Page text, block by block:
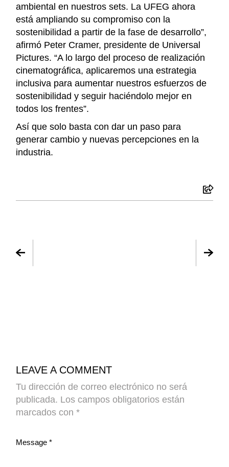
ambiental en nuestros sets. La UFEG ahora
está ampliando su compromiso con la
sostenibilidad a partir de la fase de desarrollo”,
afirmó Peter Cramer, presidente de Universal
Pictures. “A lo largo del proceso de realización
cinematográfica, aplicaremos una estrategia
inclusiva para aumentar nuestros esfuerzos de
sostenibilidad y seguir haciéndolo mejor en
todos los frentes”.
Así que solo basta con dar un paso para
generar cambio y nuevas percepciones en la
industria.
LEAVE A COMMENT
Tu dirección de correo electrónico no será
publicada. Los campos obligatorios están
marcados con*